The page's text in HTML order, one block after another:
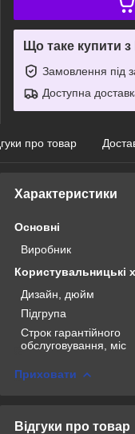
Що таке купити
Замовлення під
Доступна
про товар
Характеристики
Основні
Виробник
Користувальницькі
Дизайн, дюйм
Підгрупа
Строк гарантійного
обслуговування, міс
Приховати
Відгуки про товар